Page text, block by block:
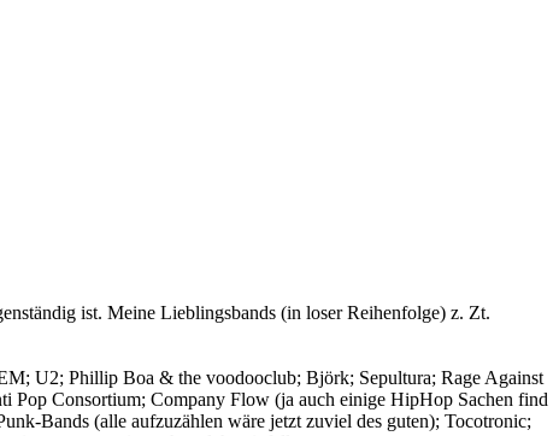
ist. Meine Lieblingsbands (in loser Reihenfolge) z. Zt.
U2; Phillip Boa & the voodooclub; Björk; Sepultura; Rage Against
Consortium; Company Flow (ja auch einige HipHop Sachen find
Bands (alle aufzuzählen wäre jetzt zuviel des guten); Tocotronic;